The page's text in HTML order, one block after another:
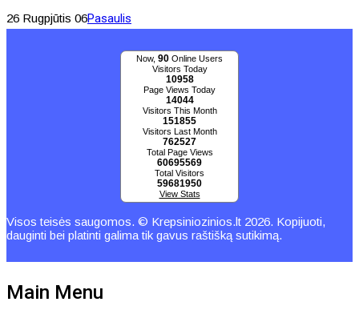
26 Rugpjūtis 06Pasaulis
Now, 90 Online Users
Visitors Today
10958
Page Views Today
14044
Visitors This Month
151855
Visitors Last Month
762527
Total Page Views
60695569
Total Visitors
59681950
View Stats
Visos teisės saugomos. © Krepsiniozinios.lt 2026. Kopijuoti,
dauginti bei platinti galima tik gavus raštišką sutikimą.
Main Menu